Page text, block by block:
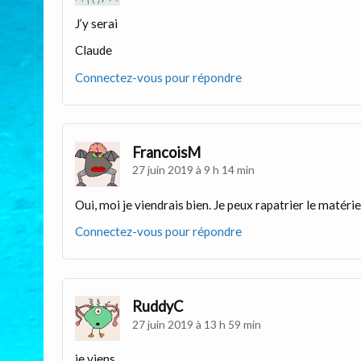
J’y serai
Claude
Connectez-vous pour répondre
FrancoisM
27 juin 2019 à 9 h 14 min
Oui, moi je viendrais bien. Je peux rapatrier le
Connectez-vous pour répondre
RuddyC
27 juin 2019 à 13 h 59 min